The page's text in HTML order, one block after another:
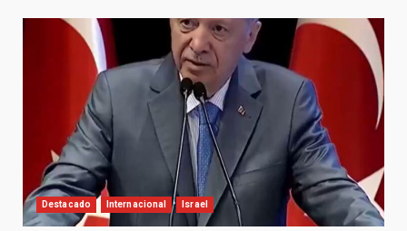
Destacado Internacional Israel